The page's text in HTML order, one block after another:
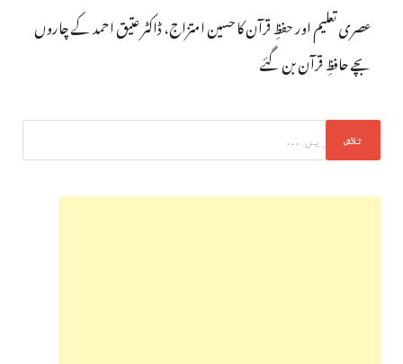
عصری تعلیم اور حفظِ قرآن کا حسین امتزاج، ڈاکٹر عتیق احمد کے چاروں
بچے حافظِ قرآن بن گئے